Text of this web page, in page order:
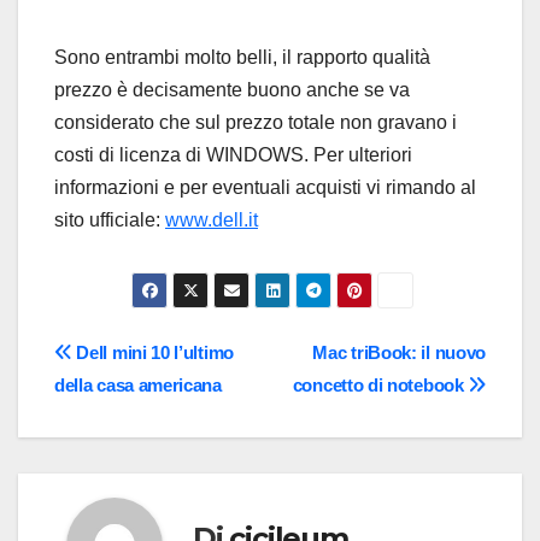
Sono entrambi molto belli, il rapporto qualità
prezzo è decisamente buono anche se va
considerato che sul prezzo totale non gravano i
costi di licenza di WINDOWS. Per ulteriori
informazioni e per eventuali acquisti vi rimando al
sito ufficiale: www.dell.it
Navigazione
Mac triBook: il nuovo
concetto di notebook
Dell mini 10 l’ultimo
della casa americana